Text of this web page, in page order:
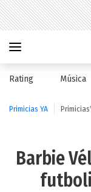
Rating Música
Primicias YA
Barbie